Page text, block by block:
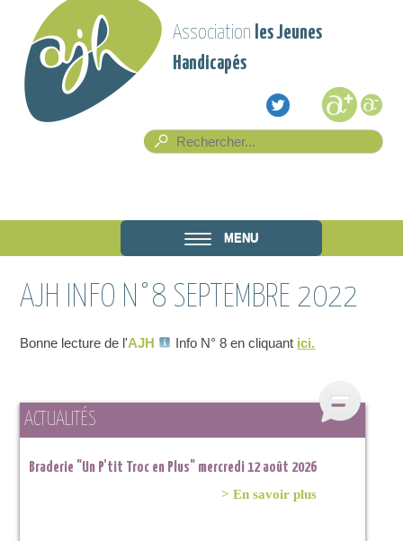
Aller au contenu principal
Association les Jeunes
Handicapés
Formulaire de recherche
Association
les Jeunes
Handicapés
MENU
AJH INFO N°8 SEPTEMBRE 2022
Bonne lecture de l'AJH Info N° 8 en cliquant ici.
ACTUALITÉS
Braderie "Un P'tit Troc en Plus" mercredi 12 août 2026
> En savoir plus